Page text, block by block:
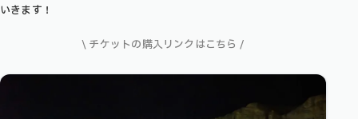
いきます！
\ チケットの購入リンクはこちら /